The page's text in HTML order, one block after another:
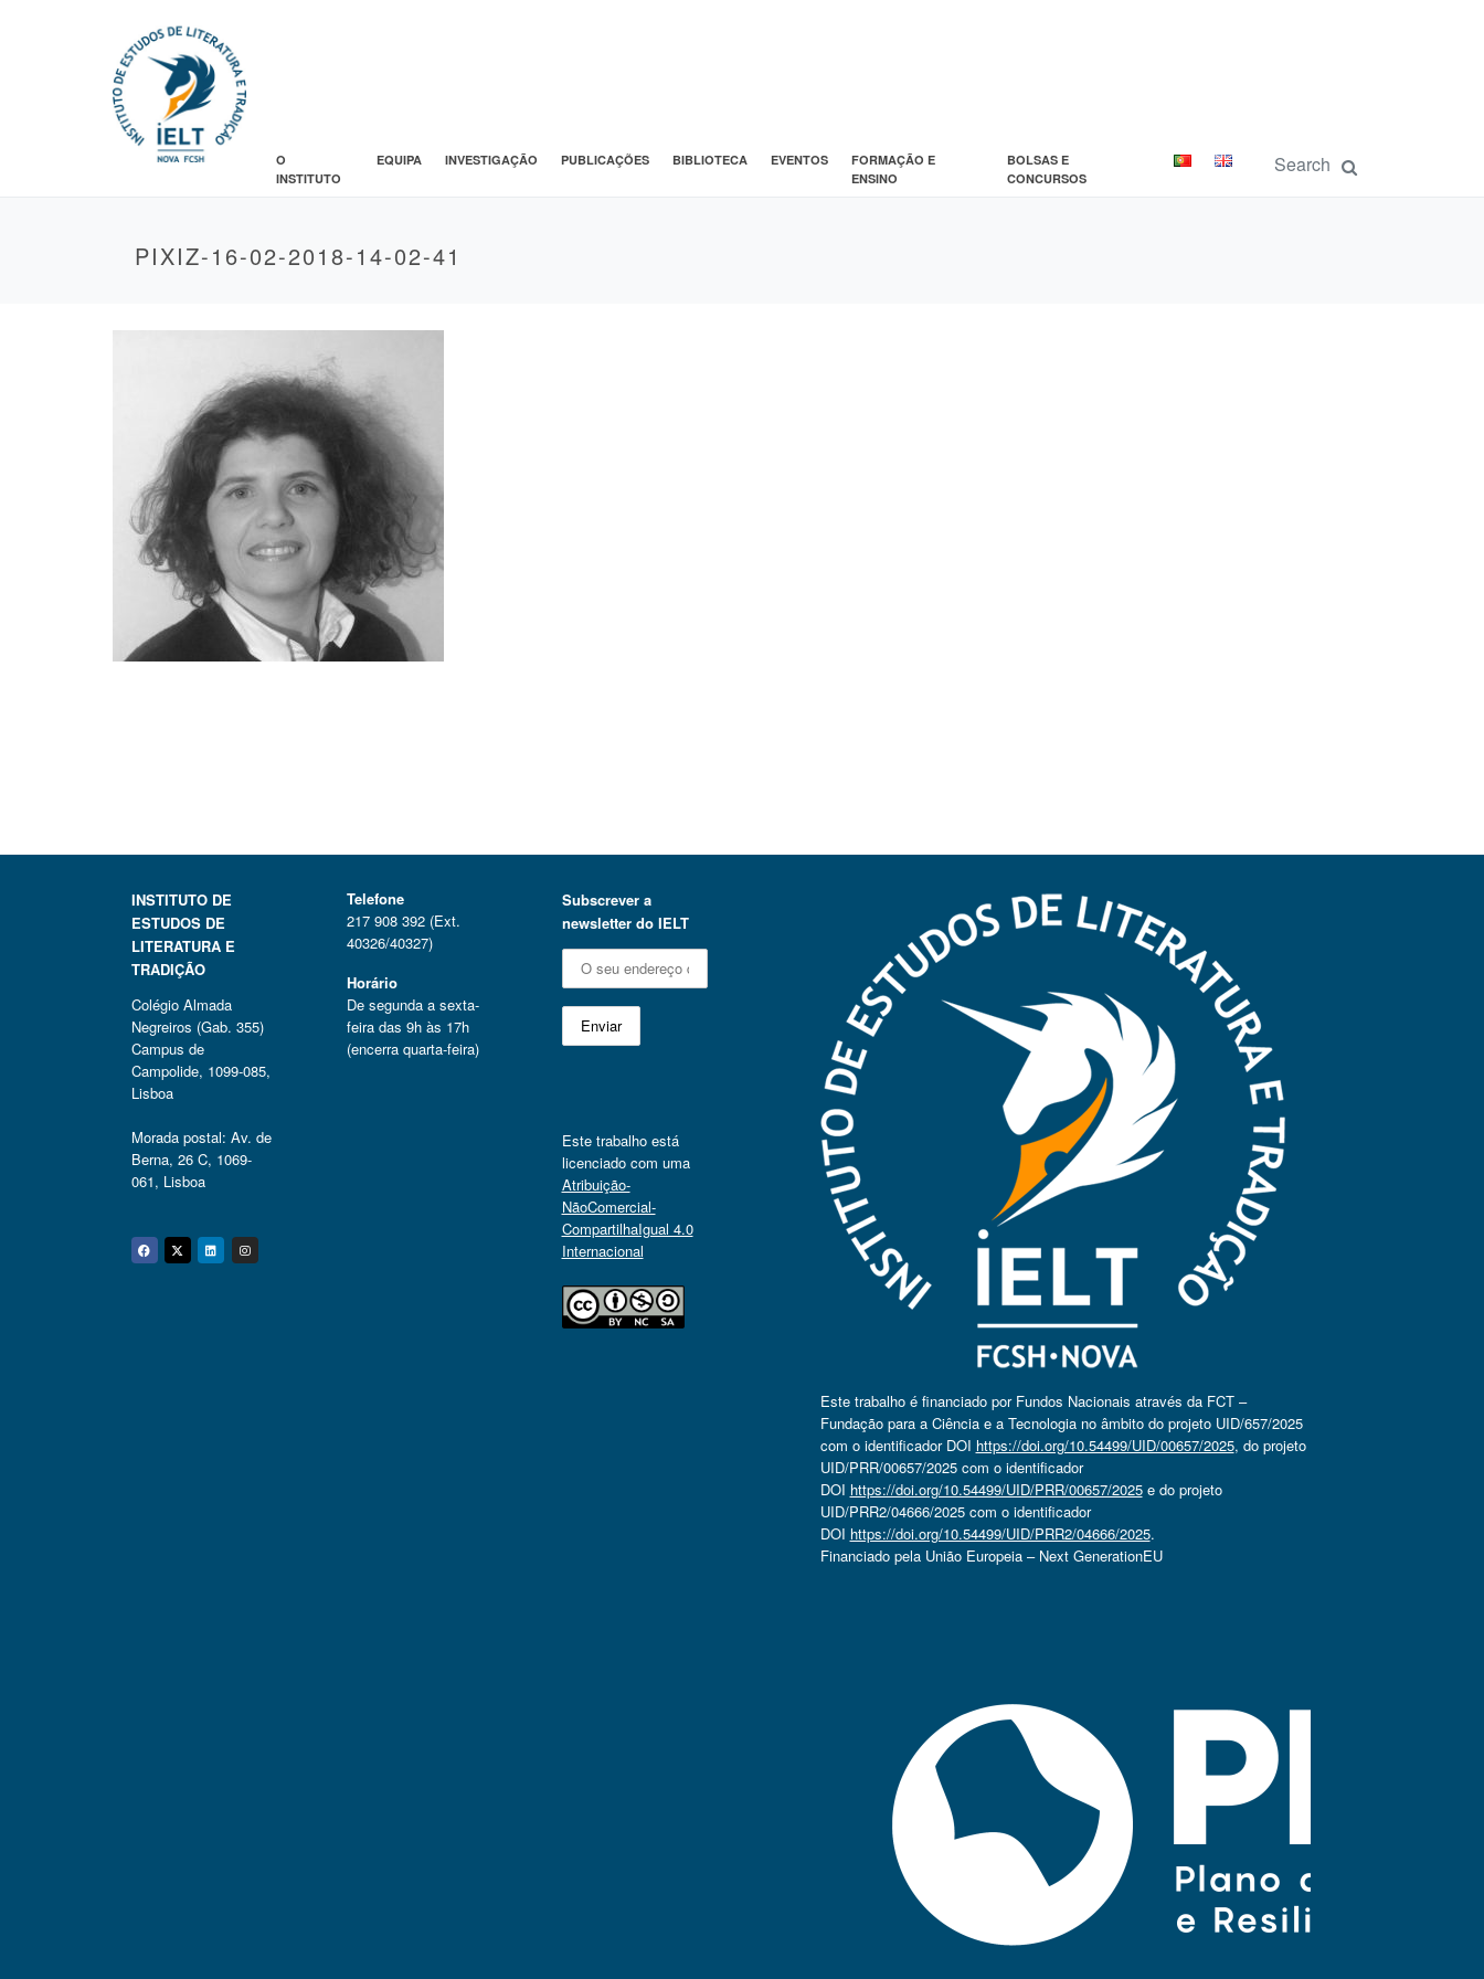
O
INSTITUTO
EQUIPA INVESTIGAÇÃO PUBLICAÇÕES BIBLIOTECA EVENTOS
FORMAÇÃO E
ENSINO
BOLSAS E
CONCURSOS
PIXIZ-16-02-2018-14-02-41
INSTITUTO DE
ESTUDOS DE
LITERATURA E
TRADIÇÃO
Colégio Almada
Negreiros (Gab. 355)
Campus de
Campolide, 1099-085,
Lisboa
Morada postal: Av. de
Berna, 26 C, 1069-
061, Lisboa
Facebook
Twitter
Linkedin
Instagram
Telefone
217 908 392 (Ext.
40326/40327)
Horário
De segunda a sexta-
feira das 9h às 17h
(encerra quarta-feira)
Subscrever a
newsletter do IELT
Este trabalho está
licenciado com uma
Atribuição-
NãoComercial-
CompartilhaIgual 4.0
Internacional
Este trabalho é financiado por Fundos Nacionais através da FCT –
Fundação para a Ciência e a Tecnologia no âmbito do projeto UID/657/2025
com o identificador DOI https://doi.org/10.54499/UID/00657/2025, do projeto
UID/PRR/00657/2025 com o identificador
DOI https://doi.org/10.54499/UID/PRR/00657/2025e do projeto
UID/PRR2/04666/2025 com o identificador
DOI https://doi.org/10.54499/UID/PRR2/04666/2025.
Financiado pela União Europeia – Next GenerationEU